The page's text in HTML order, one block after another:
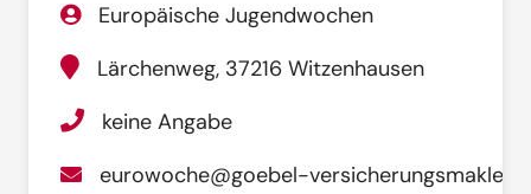
Europäische Jugendwochen
Lärchenweg, 37216 Witzenhausen
keine Angabe
eurowoche@goebel-